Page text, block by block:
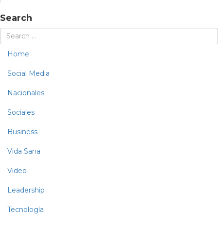
Search
Home
Social Media
Nacionales
Sociales
Business
Vida Sana
Video
Leadership
Tecnología